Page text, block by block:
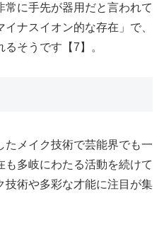
に手先が器用だと言われて
ナスイオン的な存在」で、
そうです【7】。
たメイク技術で芸能界でも一
も多岐にわたる活動を続けて
技術や多彩な才能に注目が集